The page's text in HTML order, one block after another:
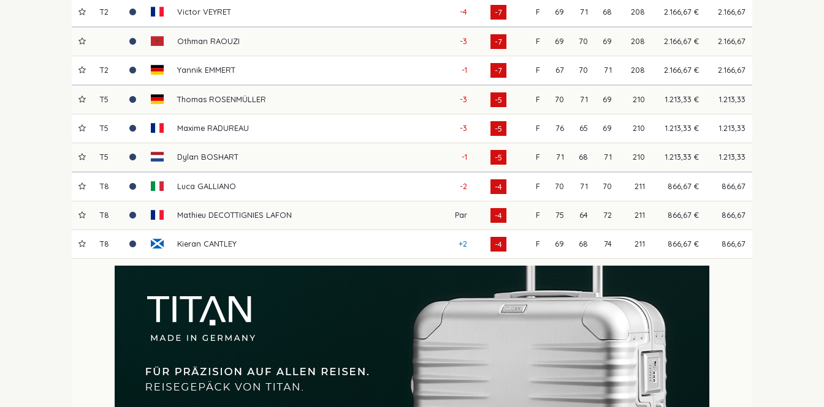
T2 VictorVEYRET -4 -7 F 69 71 68 208 2.166,67 € 2.166,67
Othman RAOUZI -3 -7 F 69 70 69 208 2.166,67 € 2.166,67
T2 Yannik EMMERT -1 -7 F 67 70 71 208 2.166,67 € 2.166,67
T5 Thomas ROSENMÜLLER -3 -5 F 70 71 69 210 1.213,33 € 1.213,33
T5 Maxime RADUREAU -3 -5 F 76 65 69 210 1.213,33 € 1.213,33
T5 Dylan BOSHART -1 -5 F 71 68 71 210 1.213,33 € 1.213,33
T8 Luca GALLIANO -2 -4 F 70 71 70 211 866,67 € 866,67
T8 Mathieu DECOTTIGNIES LAFON Par -4 F 75 64 72 211 866,67 € 866,67
T8 Kieran CANTLEY +2 -4 F 69 68 74 211 866,67 € 866,67